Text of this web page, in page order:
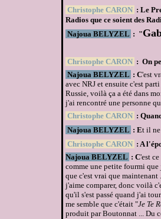
Christophe CARON : Le
Radios que ce soient des
Najoua BELYZEL : "
Christophe CARON : On
Najoua BELYZEL : C'est
avec NRJ et ensuite c'est
Russie, voilà ça a été dans
j'ai rencontré une personne
Christophe CARON :
Najoua BELYZEL : Et il ne
Christophe CARON : A
Najoua BELYZEL : C'est
comme une petite fourmi que
que c'est vrai que
j'aime comparer, donc voilà
qu'il s'est passé quand j'ai
me semble que c'était "Je Te
produit par Boutonnat ... Du